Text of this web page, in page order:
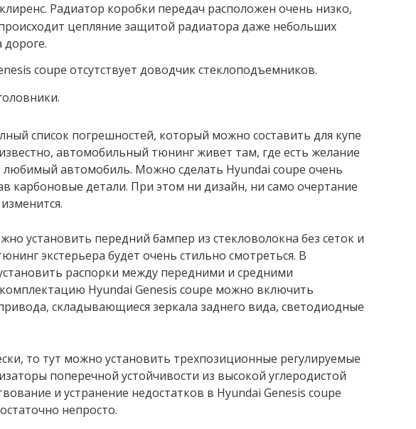
Радиатор коробки передач расположен очень низко,
цепляние защитой радиатора даже небольших
дороге.
coupe отсутствует доводчик стеклоподъемников.
список погрешностей, который можно составить для купе
автомобильный тюнинг живет там, где есть желание
любимый автомобиль. Можно сделать Hyundai coupe очень
карбоновые детали. При этом ни дизайн, ни само очертание
установить передний бампер из стекловолокна без сеток и
экстерьера будет очень стильно смотреться. В
распорки между передними и средними
Hyundai Genesis coupe можно включить
складывающиеся зеркала заднего вида, светодиодные
то тут можно установить трехпозиционные регулируемые
поперечной устойчивости из высокой углеродистой
и устранение недостатков в Hyundai Genesis coupe
непросто.